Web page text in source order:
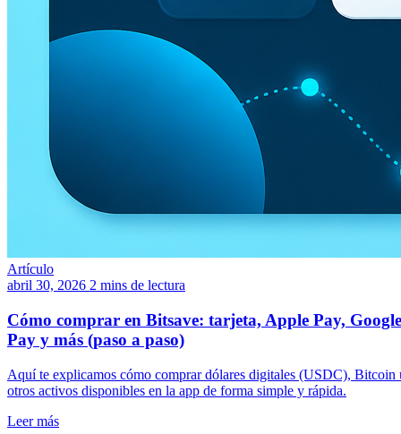
Artículo
abril 30, 2026 2 mins de lectura
Cómo comprar en Bitsave: tarjeta, Apple Pay, Google
Pay y más (paso a paso)
Aquí te explicamos cómo comprar dólares digitales (USDC), Bitcoin
otros activos disponibles en la app de forma simple y rápida.
Leer más